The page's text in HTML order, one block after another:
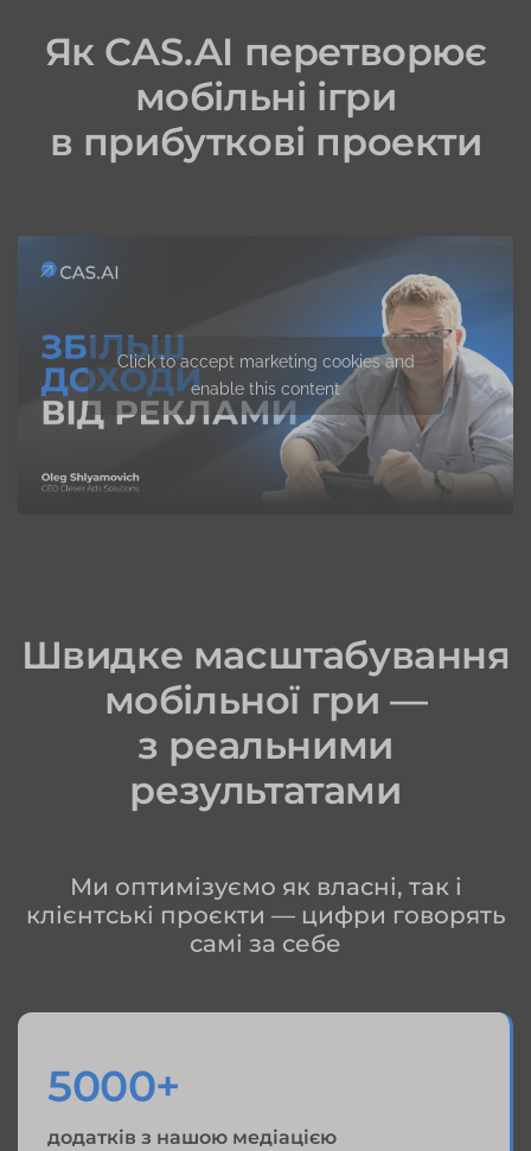
Як CAS.AI перетворює
мобільні ігри
в прибуткові проекти
Click to accept marketing cookies and
enable this content
Швидке масштабування
мобільної гри —
з реальними
результатами
Ми оптимізуємо як власні, так і
клієнтські проєкти — цифри говорять
самі за себе
5000+
додатків з нашою медіацією